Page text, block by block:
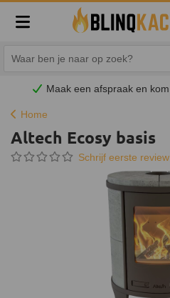
Maak een afspraak en kom
Home
Altech Ecosy basis
Schrijf eerste review